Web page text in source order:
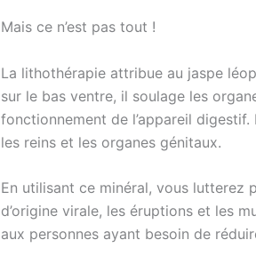
Mais ce n’est pas tout !
La lithothérapie attribue au jaspe
sur le bas ventre, il soulage les
fonctionnement de l’appareil
les reins et les organes génitaux.
En utilisant ce minéral, vous lutterez
d’origine virale, les éruptions et les
aux personnes ayant besoin de